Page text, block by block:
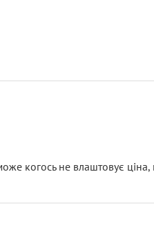
когось не влаштовує